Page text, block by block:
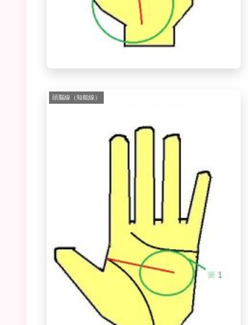
頭脳線（知能線）